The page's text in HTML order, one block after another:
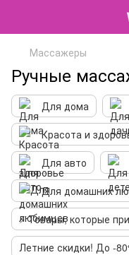
Массажеры
Ручные
Для дома
Красота и
Для авто
Для домашних
⚡️ Товары, которые
Летние скидки! До -